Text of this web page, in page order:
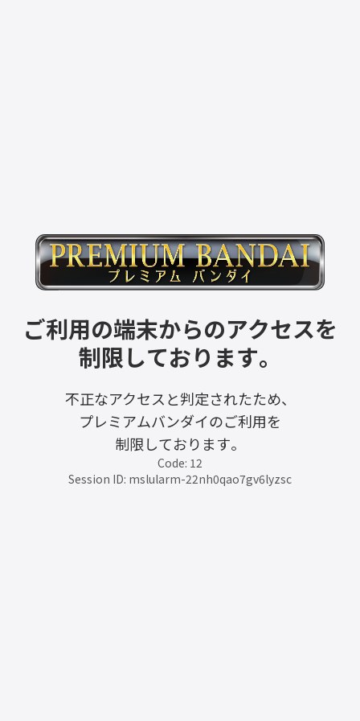
ご利用の端末からのアクセスを
制限しております。
不正なアクセスと判定されたため、
プレミアムバンダイのご利用を
制限しております。
Code: 12
Session ID: mslularm-22nh0qao7gv6lyzsc